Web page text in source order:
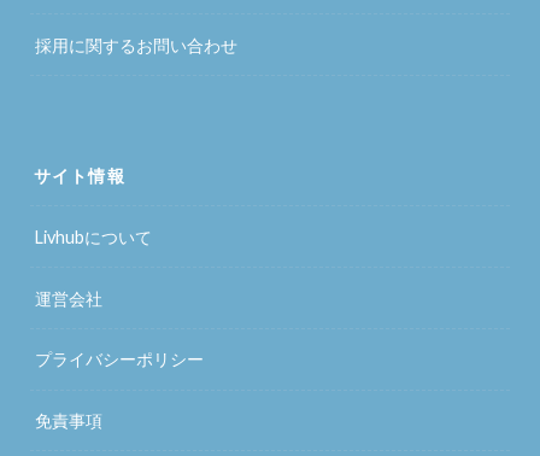
採用に関するお問い合わせ
サイト情報
Livhubについて
運営会社
プライバシーポリシー
免責事項